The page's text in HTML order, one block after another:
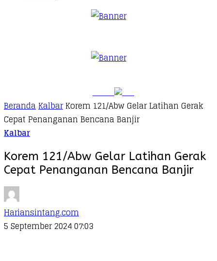
BerandaKalbarKorem 121/Abw Gelar Latihan Gerak
Cepat Penanganan Bencana Banjir
Kalbar
Korem 121/Abw Gelar Latihan Gerak
Cepat Penanganan Bencana Banjir
Hariansintang.com
5 September 2024 07:03